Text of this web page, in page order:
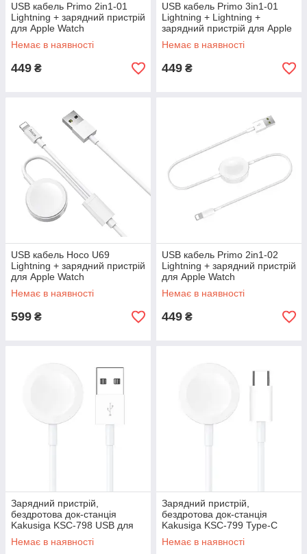
USB кабель Primo 2in1-01
Lightning + зарядний пристрій
для Apple Watch
Немає в наявності
449 ₴
USB кабель Primo 3in1-01
Lightning + Lightning +
зарядний пристрій для Apple
Watch
Немає в наявності
449 ₴
USB кабель Hoco U69
Lightning + зарядний пристрій
для Apple Watch
Немає в наявності
599 ₴
USB кабель Primo 2in1-02
Lightning + зарядний пристрій
для Apple Watch
Немає в наявності
449 ₴
Зарядний пристрій,
бездротова док-станція
Kakusiga KSC-798 USB для
Apple Watch серія 1-8 / SE /
SE2 / Ultra
Немає в наявності
Зарядний пристрій,
бездротова док-станція
Kakusiga KSC-799 Type-C
для Apple Watch 1-8 / SE /
SE2 / Ultra
Немає в наявності